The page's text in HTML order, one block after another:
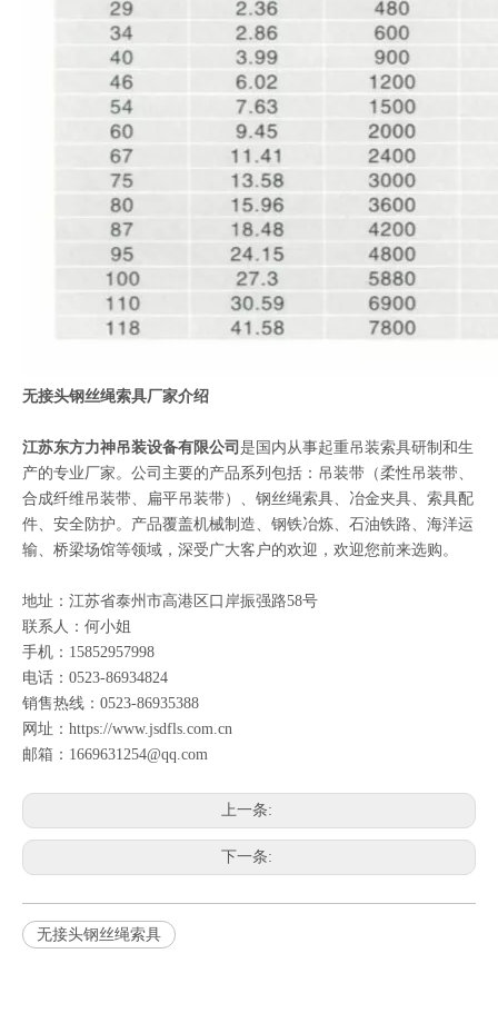
无接头钢丝绳索具厂家介绍
江苏东方力神吊装设备有限公司 是国内从事起重吊装索具研制和生
产的专业厂家。公司主要的产品系列包括： 吊装带 （柔性吊装带
合成纤维吊装带
扁平吊装带 ）、 钢丝绳索具 冶金夹具
索具配
件
安全防护 。产品覆盖机械制造、钢铁冶炼、石油铁路、海洋运
输、桥梁场馆等领域，深受广大客户的欢迎，欢迎您前来选购。
地址：江苏省泰州市高港区口岸振强路58号
联系人：何小姐
手机：15852957998
电话：0523-86934824
销售热线：0523-86935388
网址：https://www.jsdfls.com.cn
邮箱：1669631254@qq.com
上一条:
下一条:
无接头钢丝绳索具